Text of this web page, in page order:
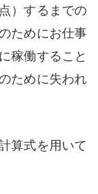
）するまでの
ためにお仕事
稼働すること
ために失われ
算式を用いて